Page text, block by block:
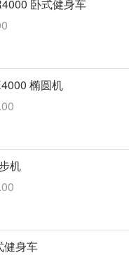
卧式健身车
椭圆机
机
健身车